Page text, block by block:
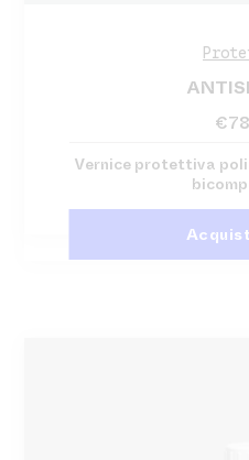
€
Vernice protettiva